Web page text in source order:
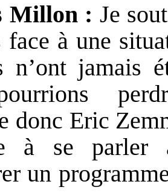
Millon : Je
face à une
n’ont jamais
donc Eric
à se
un